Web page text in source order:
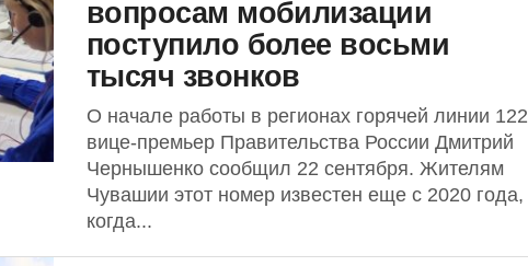
вопросам мобилизации
поступило более восьми
тысяч звонков
О начале работы в регионах горячей линии 122
вице-премьер Правительства России Дмитрий
Чернышенко сообщил 22 сентября. Жителям
Чувашии этот номер известен еще с 2020 года,
когда...